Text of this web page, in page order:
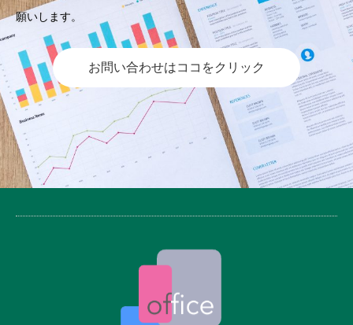
願いします。
お問い合わせはココをクリック